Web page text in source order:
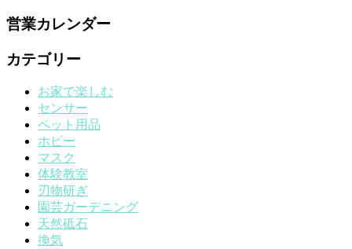
営業カレンダー
カテゴリー
お家で楽しむ
センサー
ペット用品
ホビー
マスク
体験教室
刃物研ぎ
園芸ガーデニング
天然砥石
換気